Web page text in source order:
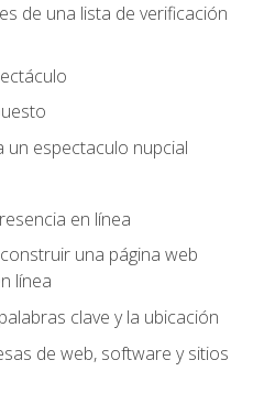
de una lista de verificación
un espectaculo nupcial
en línea
una página web
línea
clave y la ubicación
de web, software y sitios